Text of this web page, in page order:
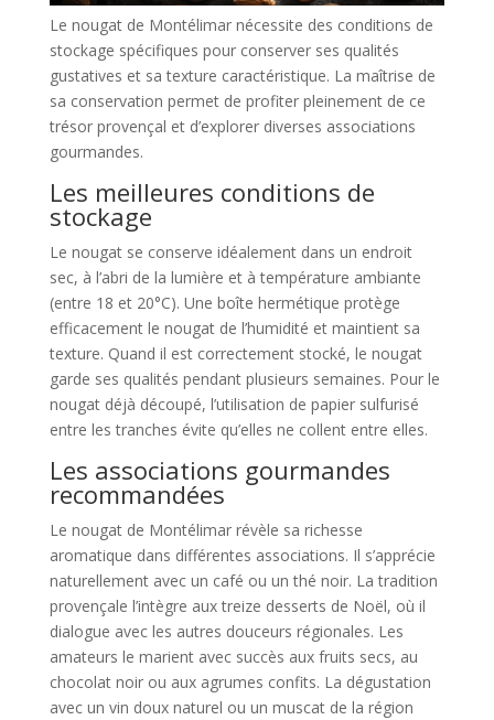
Le nougat de Montélimar nécessite des conditions de
stockage spécifiques pour conserver ses qualités
gustatives et sa texture caractéristique. La maîtrise de
sa conservation permet de profiter pleinement de ce
trésor provençal et d’explorer diverses associations
gourmandes.
Les meilleures conditions de
stockage
Le nougat se conserve idéalement dans un endroit
sec, à l’abri de la lumière et à température ambiante
(entre 18 et 20°C). Une boîte hermétique protège
efficacement le nougat de l’humidité et maintient sa
texture. Quand il est correctement stocké, le nougat
garde ses qualités pendant plusieurs semaines. Pour le
nougat déjà découpé, l’utilisation de papier sulfurisé
entre les tranches évite qu’elles ne collent entre elles.
Les associations gourmandes
recommandées
Le nougat de Montélimar révèle sa richesse
aromatique dans différentes associations. Il s’apprécie
naturellement avec un café ou un thé noir. La tradition
provençale l’intègre aux treize desserts de Noël, où il
dialogue avec les autres douceurs régionales. Les
amateurs le marient avec succès aux fruits secs, au
chocolat noir ou aux agrumes confits. La dégustation
avec un vin doux naturel ou un muscat de la région